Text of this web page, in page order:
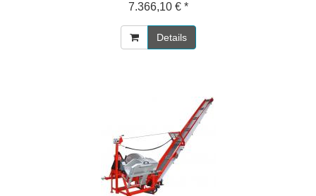
7.366,10 € *
Details